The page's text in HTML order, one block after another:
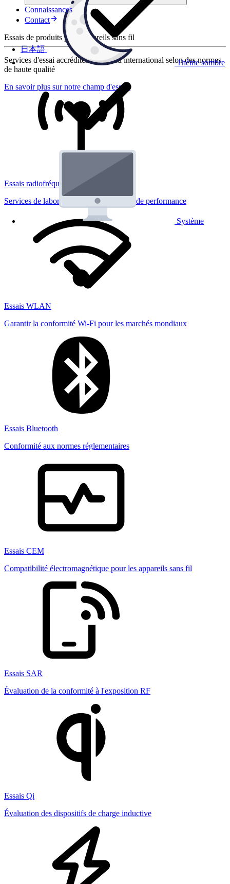
Thème sombre
Système
日本語
Connaissances
Contact
Essais de produits pour appareils sans fil
Services d'essai accrédités au niveau international selon des normes
de haute qualité
En savoir plus sur notre champ d'essais
Essais radiofréquences
Services de laboratoire réglementaires et de performance
Essais WLAN
Garantir la conformité Wi-Fi pour les marchés mondiaux
Essais Bluetooth
Conformité aux normes réglementaires
Essais CEM
Compatibilité électromagnétique pour les appareils sans fil
Essais SAR
Évaluation de la conformité à l'exposition RF
Essais Qi
Évaluation des dispositifs de charge inductive